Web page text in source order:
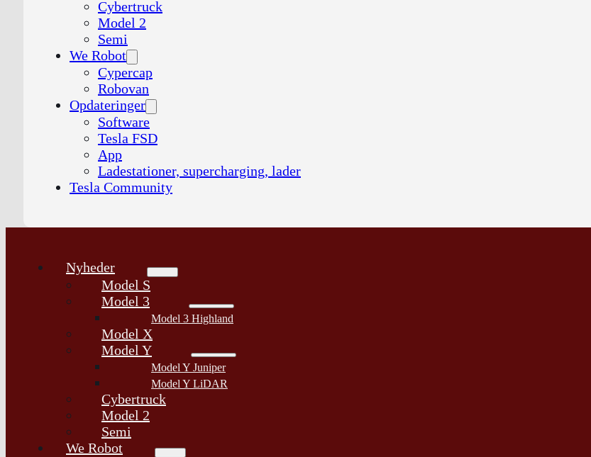
Cybertruck
Model 2
Semi
We Robot
Cypercap
Robovan
Opdateringer
Software
Tesla FSD
App
Ladestationer, supercharging, lader
Tesla Community
Nyheder
Model S
Model 3
Model 3 Highland
Model X
Model Y
Model Y Juniper
Model Y LiDAR
Cybertruck
Model 2
Semi
We Robot